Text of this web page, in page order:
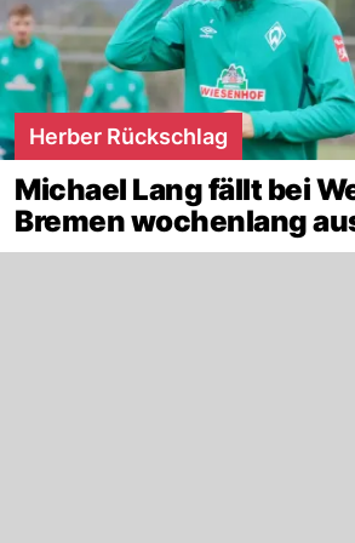
Herber Rückschlag
Michael Lang fällt bei
Bremen wochenlang